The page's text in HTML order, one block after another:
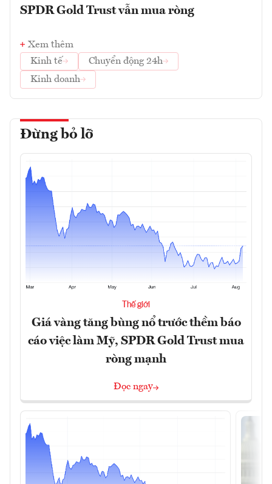
SPDR Gold Trust vẫn mua ròng
Xem thêm
Kinh tế
Chuyển động 24h
Kinh doanh
Đừng bỏ lỡ
Thế giới
Giá vàng tăng bùng nổ trước thềm báo
cáo việc làm Mỹ, SPDR Gold Trust mua
ròng mạnh
Đọc ngay